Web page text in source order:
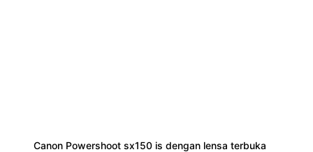
Canon Powershoot sx150 is dengan lensa terbuka